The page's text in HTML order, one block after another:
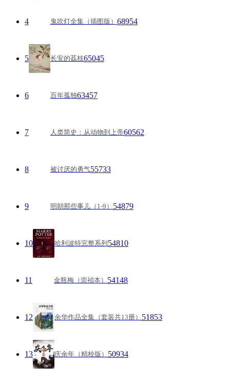
4 鬼吹灯全集（插图版） 68954
5 长安的荔枝65045
6 百年孤独63457
7 人类简史：从动物到上帝60562
8 被讨厌的勇气55733
9 明朝那些事儿（1-9） 54879
10 哈利波特完整系列 54810
11 金瓶梅（崇祯本） 54148
12 余华作品全集（套装共13册） 51853
13 庆余年（精校版） 50934